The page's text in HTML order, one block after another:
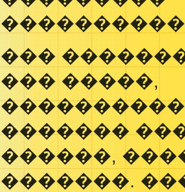
���
��� �����,
�������
������,
�������.